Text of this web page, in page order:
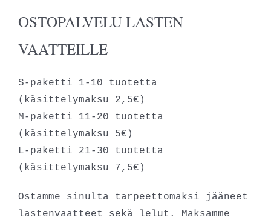
OSTOPALVELU LASTEN
VAATTEILLE
S-paketti 1-10 tuotetta
(käsittelymaksu 2,5€)
M-paketti 11-20 tuotetta
(käsittelymaksu 5€)
L-paketti 21-30 tuotetta
(käsittelymaksu 7,5€)
Ostamme sinulta tarpeettomaksi jääneet
lastenvaatteet sekä lelut. Maksamme